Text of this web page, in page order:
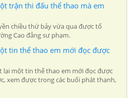
trận thi đấu thể thao mà em
chiều thứ bảy vừa qua được tổ
Cao đẳng sư phạm.
tin thể thao em mới đọc được
lại một tin thể thao em mới đọc được
xem được trong các buổi phát thanh,